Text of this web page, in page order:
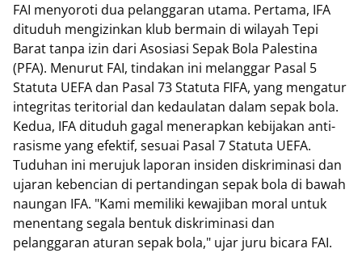
FAI menyoroti dua pelanggaran utama. Pertama, IFA
dituduh mengizinkan klub bermain di wilayah Tepi
Barat tanpa izin dari Asosiasi Sepak Bola Palestina
(PFA). Menurut FAI, tindakan ini melanggar Pasal 5
Statuta UEFA dan Pasal 73 Statuta FIFA, yang mengatur
integritas teritorial dan kedaulatan dalam sepak bola.
Kedua, IFA dituduh gagal menerapkan kebijakan anti-
rasisme yang efektif, sesuai Pasal 7 Statuta UEFA.
Tuduhan ini merujuk laporan insiden diskriminasi dan
ujaran kebencian di pertandingan sepak bola di bawah
naungan IFA. "Kami memiliki kewajiban moral untuk
menentang segala bentuk diskriminasi dan
pelanggaran aturan sepak bola," ujar juru bicara FAI.